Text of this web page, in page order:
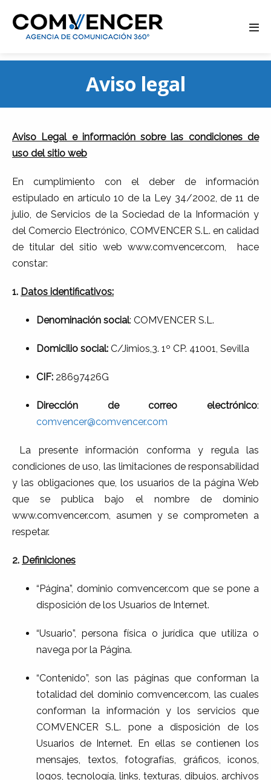
Aviso legal
Aviso Legal e información sobre las condiciones de
uso del sitio web
En cumplimiento con el deber de información
estipulado en artículo 10 de la Ley 34/2002, de 11 de
julio, de Servicios de la Sociedad de la Información y
del Comercio Electrónico, COMVENCER S.L. en calidad
de titular del sitio web www.comvencer.com, hace
constar:
1. Datos identificativos:
Denominación social: COMVENCER S.L.
Domicilio social: C/Jimios,3. 1º CP. 41001, Sevilla
CIF: 28697426G
Dirección de correo electrónico:
comvencer@comvencer.com
La presente información conforma y regula las
condiciones de uso, las limitaciones de responsabilidad
y las obligaciones que, los usuarios de la página Web
que se publica bajo el nombre de dominio
www.comvencer.com, asumen y se comprometen a
respetar.
2. Definiciones
“Página”, dominio comvencer.com que se pone a
disposición de los Usuarios de Internet.
“Usuario”, persona física o jurídica que utiliza o
navega por la Página.
“Contenido”, son las páginas que conforman la
totalidad del dominio comvencer.com, las cuales
conforman la información y los servicios que
COMVENCER S.L. pone a disposición de los
Usuarios de Internet. En ellas se contienen los
mensajes, textos, fotografías, gráficos, iconos,
logos, tecnología, links, texturas, dibujos, archivos